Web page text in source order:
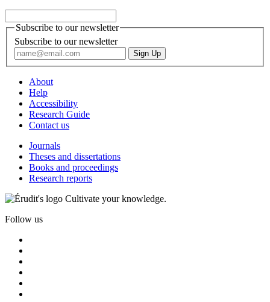
Subscribe to our newsletter
Subscribe to our newsletter
About
Help
Accessibility
Research Guide
Contact us
Journals
Theses and dissertations
Books and proceedings
Research reports
Cultivate your knowledge.
Follow us